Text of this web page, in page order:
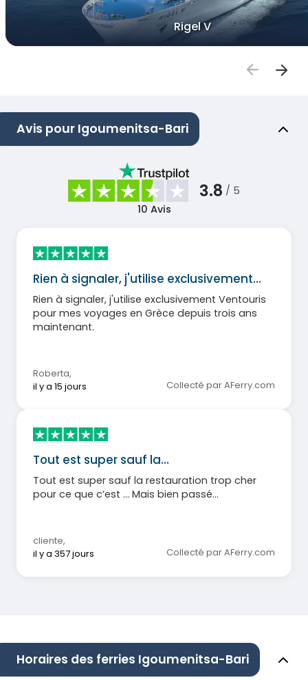
Rigel V
Avis pour Igoumenitsa-Bari
3.8 / 5
10 Avis
Rien à signaler, j'utilise exclusivement…
Rien à signaler, j'utilise exclusivement Ventouris
pour mes voyages en Grèce depuis trois ans
maintenant.
Roberta,
il y a 15 jours
Collecté par AFerry.com
Tout est super sauf la…
Tout est super sauf la restauration trop cher
pour ce que c’est … Mais bien passé…
cliente,
il y a 357 jours
Collecté par AFerry.com
Horaires des ferries Igoumenitsa-Bari